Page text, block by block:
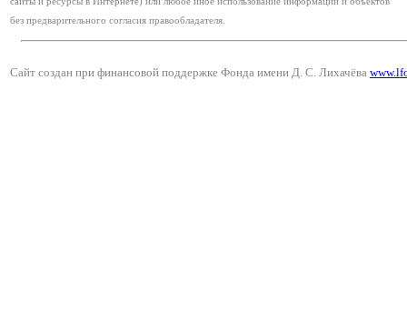
без предварительного согласия правообладателя.
Сайт создан при финансовой поддержке Фонда имени Д. С. Лихачёва